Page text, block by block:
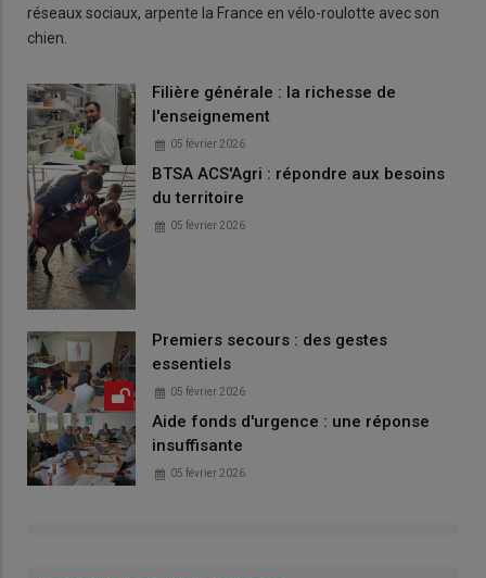
réseaux sociaux, arpente la France en vélo-roulotte avec son
chien.
Filière générale : la richesse de
l'enseignement
05 février 2026
BTSA ACS'Agri : répondre aux besoins
du territoire
05 février 2026
Premiers secours : des gestes
essentiels
05 février 2026
Aide fonds d'urgence : une réponse
insuffisante
05 février 2026